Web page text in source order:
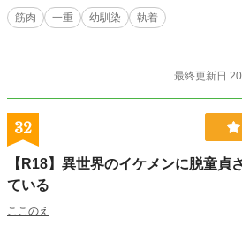
筋肉 一重 幼馴染 執着
最終更新日
32
【R18】異世界のイケメンに脱童貞
ている
ここのえ